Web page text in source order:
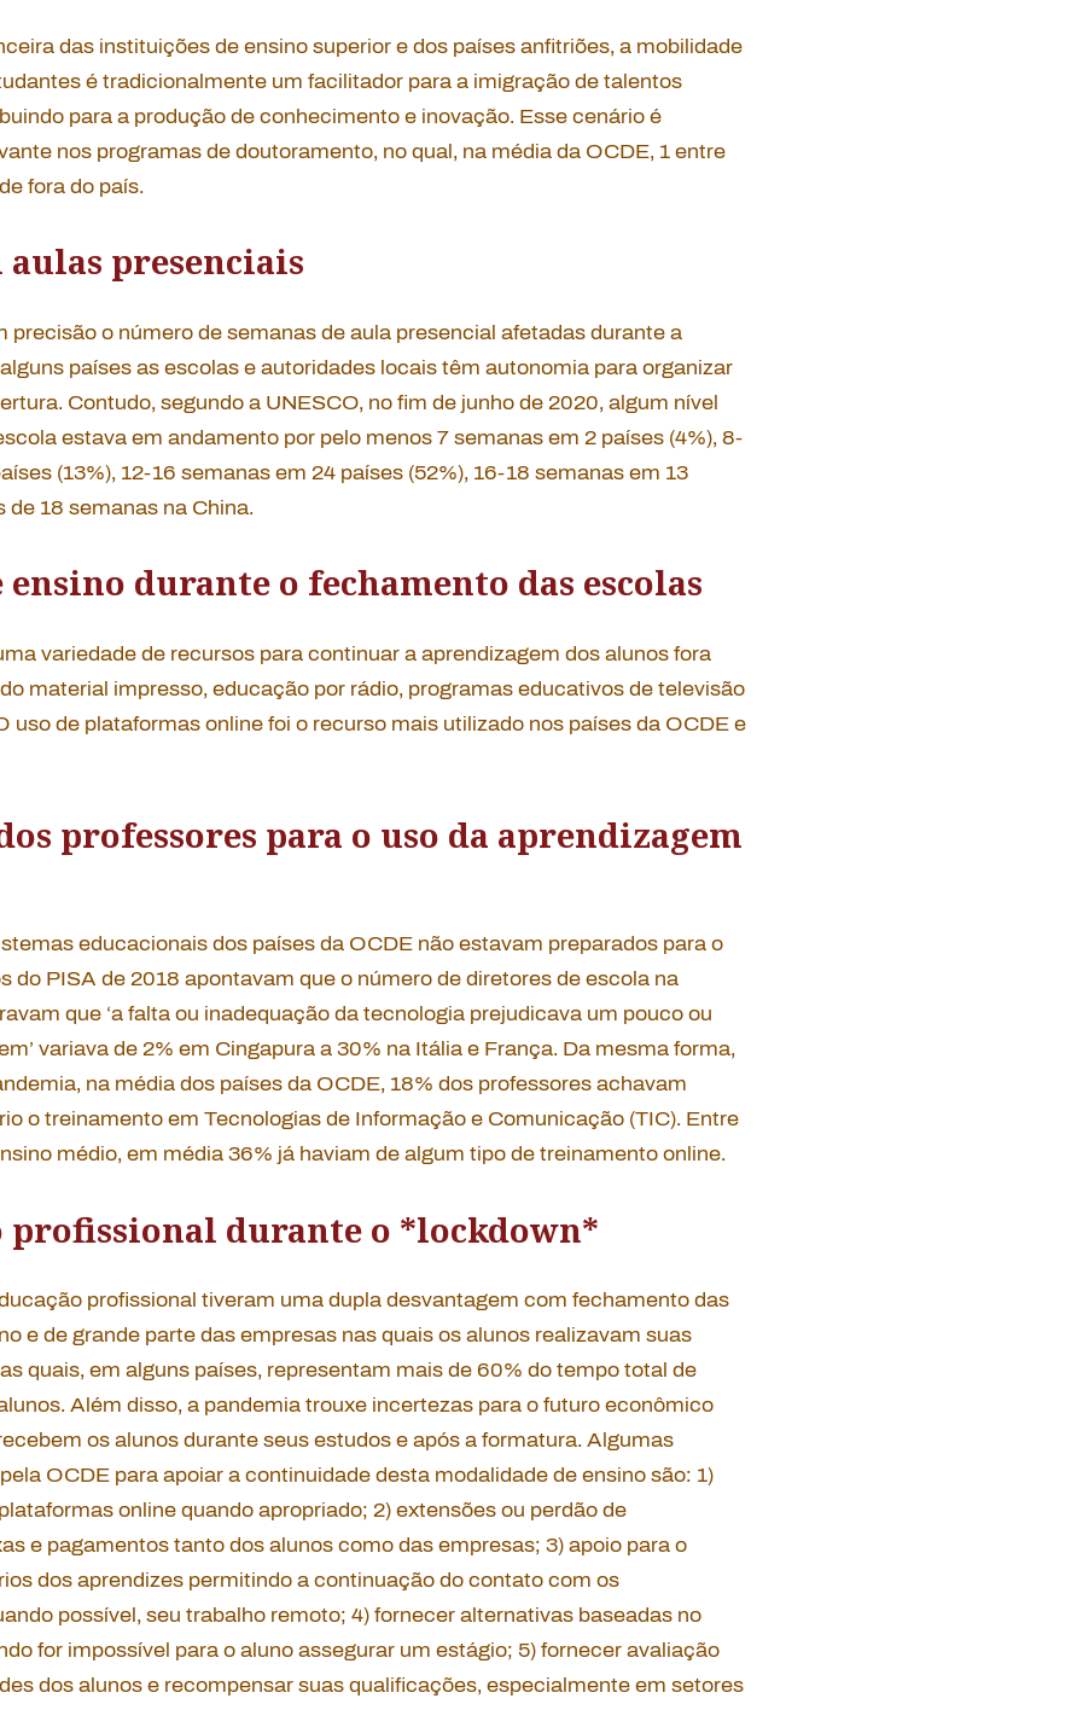
das instituições de ensino superior e dos países anfitriões, a mobilidade
é tradicionalmente um facilitador para a imigração de talentos
para a produção de conhecimento e inovação. Esse cenário é
nos programas de doutoramento, no qual, na média da OCDE, 1 entre
fora do país.
aulas presenciais
precisão o número de semanas de aula presencial afetadas durante a
países as escolas e autoridades locais têm autonomia para organizar
Contudo, segundo a UNESCO, no fim de junho de 2020, algum nível
estava em andamento por pelo menos 7 semanas em 2 países (4%), 8-
(13%), 12-16 semanas em 24 países (52%), 16-18 semanas em 13
de 18 semanas na China.
ensino durante o fechamento das escolas
variedade de recursos para continuar a aprendizagem dos alunos fora
material impresso, educação por rádio, programas educativos de televisão
uso de plataformas online foi o recurso mais utilizado nos países da OCDE e
professores para o uso da aprendizagem
educacionais dos países da OCDE não estavam preparados para o
do PISA de 2018 apontavam que o número de diretores de escola na
que ‘a falta ou inadequação da tecnologia prejudicava um pouco ou
variava de 2% em Cingapura a 30% na Itália e França. Da mesma forma,
na média dos países da OCDE, 18% dos professores achavam
o treinamento em Tecnologias de Informação e Comunicação (TIC). Entre
médio, em média 36% já haviam de algum tipo de treinamento online.
profissional durante o *lockdown*
profissional tiveram uma dupla desvantagem com fechamento das
e de grande parte das empresas nas quais os alunos realizavam suas
quais, em alguns países, representam mais de 60% do tempo total de
Além disso, a pandemia trouxe incertezas para o futuro econômico
os alunos durante seus estudos e após a formatura. Algumas
OCDE para apoiar a continuidade desta modalidade de ensino são: 1)
online quando apropriado; 2) extensões ou perdão de
e pagamentos tanto dos alunos como das empresas; 3) apoio para o
dos aprendizes permitindo a continuação do contato com os
possível, seu trabalho remoto; 4) fornecer alternativas baseadas no
for impossível para o aluno assegurar um estágio; 5) fornecer avaliação
dos alunos e recompensar suas qualificações, especialmente em setores